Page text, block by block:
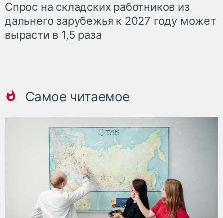
Спрос на складских работников из
дальнего зарубежья к 2027 году может
вырасти в 1,5 раза
Самое читаемое